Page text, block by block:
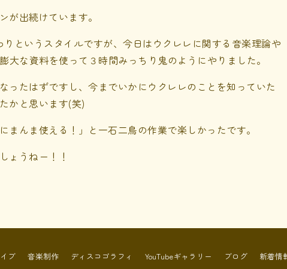
が出続けています。
というスタイルですが、今日はウクレレに関する音楽理論や
大な資料を使って３時間みっちり鬼のようにやりました。
ったはずですし、今までいかにウクレレのことを知っていた
かと思います(笑)
んま使える！」と一石二鳥の作業で楽しかったです。
ょうねー！！
ブ 音楽制作 ディスコゴラフィ YouTubeギャラリー ブログ 新着情